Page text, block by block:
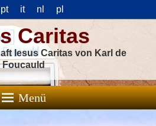
pt it nl pl
Caritas
Iesus Caritas von Karl de
Foucauld
Menü